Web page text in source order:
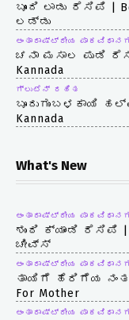
ಬೂಂದಿ ಲಾಡು ರೆಸಿಪಿ |
ಲಡ್ಡು
ಅಂತಾರಾಷ್ಟ್ರೀಯ
ಚನಾ ಮಸಾಲ ಪುಡಿ
Kannada
ಗ್ಲುಟೆನ್ ರಹಿತ
ಬೂದುಗುಂಬಳಕಾಯಿ
Kannada
What's New
ಅಂತಾರಾಷ್ಟ್ರೀಯ
ಶುಂಠಿ ಕ್ಯಾಂಡಿ ರೆಸಿಪಿ |
ಚೀವ್ಸ್
ಅಂತಾರಾಷ್ಟ್ರೀಯ
ತಾಯಿಗೆ ಹೆರಿಗೆಯ
For Mother
ಅಂತಾರಾಷ್ಟ್ರೀಯ